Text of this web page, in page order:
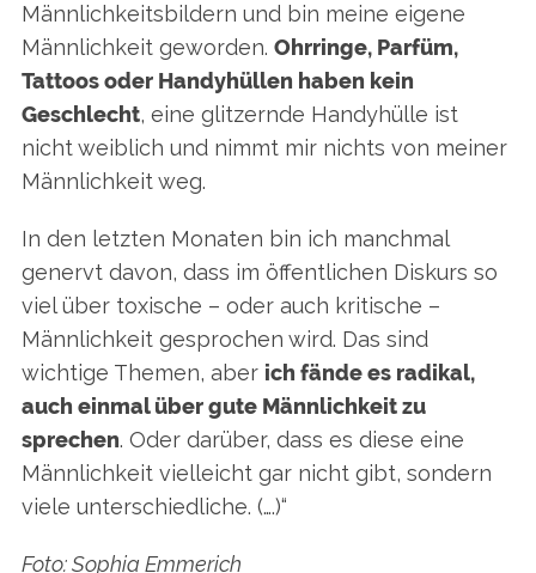
Männlichkeitsbildern und bin meine eigene
Männlichkeit geworden. Ohrringe, Parfüm,
Tattoos oder Handyhüllen haben kein
Geschlecht, eine glitzernde Handyhülle ist
nicht weiblich und nimmt mir nichts von meiner
Männlichkeit weg.
In den letzten Monaten bin ich manchmal
genervt davon, dass im öffentlichen Diskurs so
viel über toxische – oder auch kritische –
Männlichkeit gesprochen wird. Das sind
wichtige Themen, aber ich fände es radikal,
auch einmal über gute Männlichkeit zu
sprechen. Oder darüber, dass es diese eine
Männlichkeit vielleicht gar nicht gibt, sondern
viele unterschiedliche. (….)“
Foto: Sophia Emmerich